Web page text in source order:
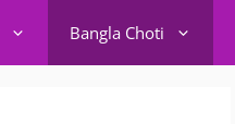
Bangla Choti